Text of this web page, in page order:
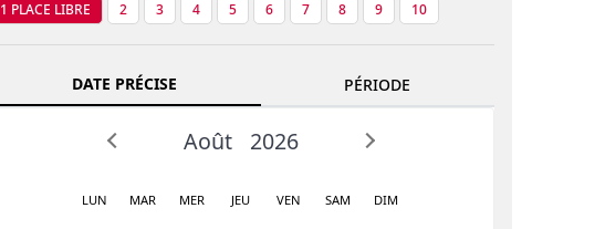
1 PLACE LIBRE 2 3 4 5 6 7 8 9 10
DATE PRÉCISE PÉRIODE
Prev
Août 2026
Next
LUN MAR MER JEU VEN SAM DIM